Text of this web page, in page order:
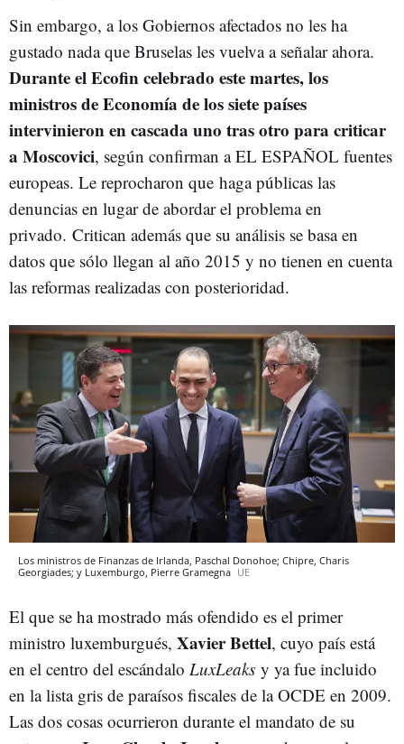
Sin embargo, a los Gobiernos afectados no les ha
gustado nada que Bruselas les vuelva a señalar ahora.
Durante el Ecofin celebrado este martes, los
ministros de Economía de los siete países
intervinieron en cascada uno tras otro para criticar
a Moscovici, según confirman a EL ESPAÑOL fuentes
europeas. Le reprocharon que haga públicas las
denuncias en lugar de abordar el problema en
privado. Critican además que su análisis se basa en
datos que sólo llegan al año 2015 y no tienen en cuenta
las reformas realizadas con posterioridad.
Los ministros de Finanzas de Irlanda, Paschal Donohoe; Chipre, Charis
Georgiades; y Luxemburgo, Pierre Gramegna UE
El que se ha mostrado más ofendido es el primer
ministro luxemburgués, Xavier Bettel, cuyo país está
en el centro del escándalo LuxLeaks y ya fue incluido
en la lista gris de paraísos fiscales de la OCDE en 2009.
Las dos cosas ocurrieron durante el mandato de su